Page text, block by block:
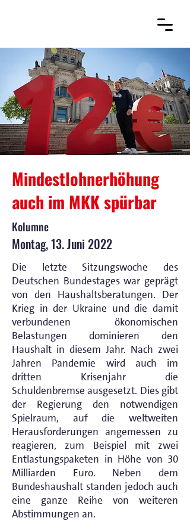
Mindestlohnerhöhung
auch im MKK spürbar
Kolumne
Montag, 13. Juni 2022
Die letzte Sitzungswoche des
Deutschen Bundestages war geprägt
von den Haushaltsberatungen. Der
Krieg in der Ukraine und die damit
verbundenen ökonomischen
Belastungen dominieren den
Haushalt in diesem Jahr. Nach zwei
Jahren Pandemie wird auch im
dritten Krisenjahr die
Schuldenbremse ausgesetzt. Dies gibt
der Regierung den notwendigen
Spielraum, auf die weltweiten
Herausforderungen angemessen zu
reagieren, zum Beispiel mit zwei
Entlastungspaketen in Höhe von 30
Milliarden Euro. Neben dem
Bundeshaushalt standen jedoch auch
eine ganze Reihe von weiteren
Abstimmungen an.